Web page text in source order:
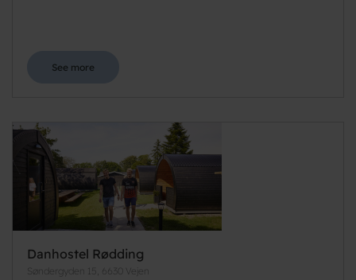
See more
Danhostel Rødding
Søndergyden 15, 6630 Vejen